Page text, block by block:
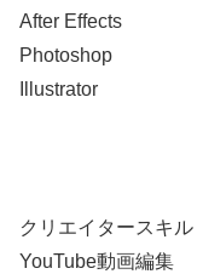
After Effects
Photoshop
Illustrator
クリエイタースキル
YouTube動画編集